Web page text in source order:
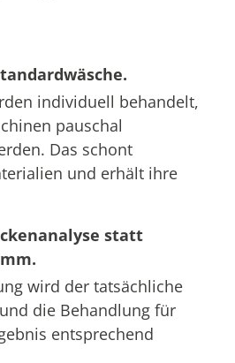
individuell behandelt,
pauschal
Das schont
und erhält ihre
statt
wird der tatsächliche
die Behandlung für
entsprechend